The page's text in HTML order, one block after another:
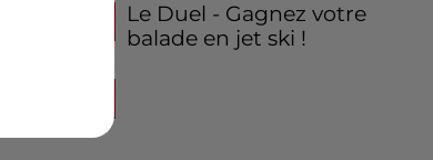
Le Duel - Gagnez votre
balade en jet ski !